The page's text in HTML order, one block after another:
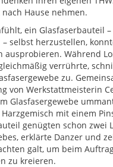
Hause nehmen.
ein Glasfaserbauteil
selbst herzustellen,
ausprobieren. Während
verrührte,
zu.
von Werkstattmeisterin
Glasfasergewebe
mit einem
genügten schon zwei
erklärte Danzer und
galt, um beim
zu kreieren.